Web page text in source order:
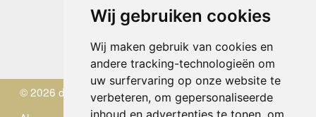
Wij gebruiken cookies
Wij maken gebruik van cookies en
andere tracking-technologieën om
uw surfervaring op onze website te
verbeteren, om gepersonaliseerde
inhoud en advertenties te tonen, om
Donderdag
10.00 - 12.30 en 13.30 - 17.00
Vrijdag 10.00 - 12.30 en 13.30 - 17.00
Zaterdag
gesloten
Zondag gesloten
© 2026 de Zwerver